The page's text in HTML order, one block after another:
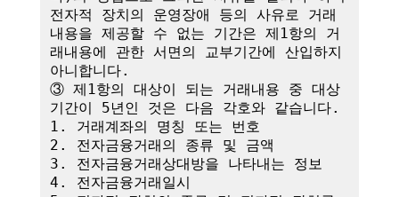
전자적 장치의 운영장애 등의 사유로 거래
내용을 제공할 수 없는 기간은 제1항의 거
래내용에 관한 서면의 교부기간에 산입하지
아니합니다.
③ 제1항의 대상이 되는 거래내용 중 대상
기간이 5년인 것은 다음 각호와 같습니다.
1. 거래계좌의 명칭 또는 번호
2. 전자금융거래의 종류 및 금액
3. 전자금융거래상대방을 나타내는 정보
4. 전자금융거래일시